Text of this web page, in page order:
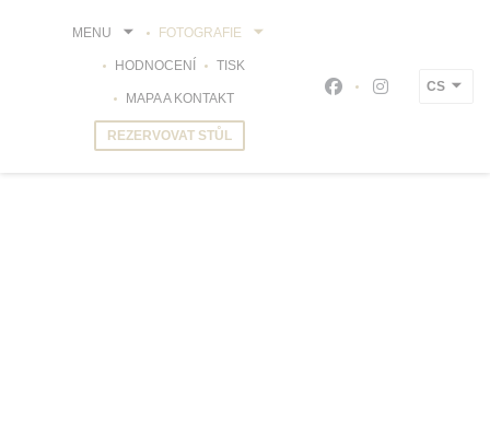
MENU FOTOGRAFIE
HODNOCENÍ TISK
MAPA A KONTAKT
REZERVOVAT STŮL
Facebook ((otevře
Instagram
CS